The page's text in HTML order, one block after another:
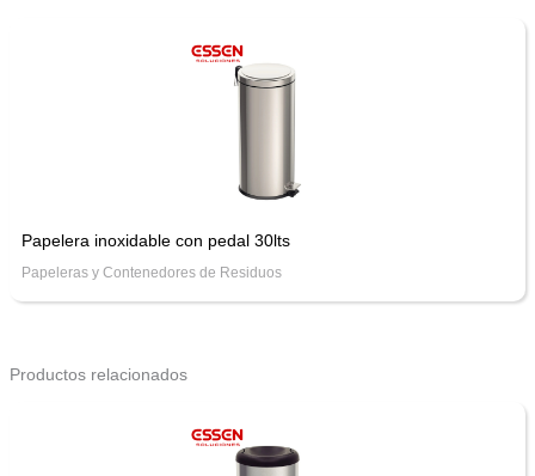
Papelera inoxidable con pedal 30lts
Papeleras y Contenedores de Residuos
Productos relacionados